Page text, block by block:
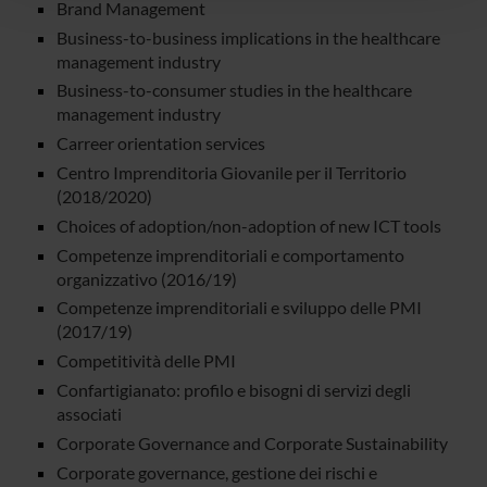
con altre informazioni che hai fornito loro o che hanno
raccolto dal tuo utilizzo dei loro servizi.
Brand Management
Business-to-business implications in the healthcare
management industry
Business-to-consumer studies in the healthcare
management industry
Carreer orientation services
Centro Imprenditoria Giovanile per il Territorio
(2018/2020)
Choices of adoption/non-adoption of new ICT tools
Competenze imprenditoriali e comportamento
organizzativo (2016/19)
Competenze imprenditoriali e sviluppo delle PMI
(2017/19)
Competitività delle PMI
Confartigianato: profilo e bisogni di servizi degli
associati
Corporate Governance and Corporate Sustainability
Corporate governance, gestione dei rischi e